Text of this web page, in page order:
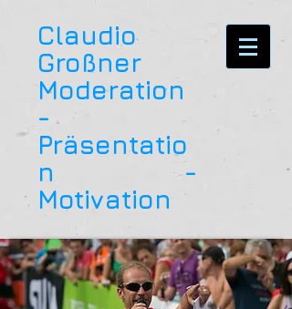
Claudio
Großner
Moderation
-
Präsentatio
n -
Motivation